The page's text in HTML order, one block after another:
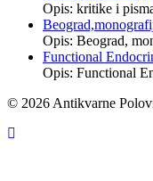
Opis: kritike i
Opis: Beograd,
Functional
Opis: Functional
© 2026 Antikvarne